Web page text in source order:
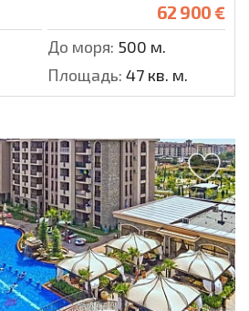
62 900 €
До моря: 500 м.
Площадь: 47 кв. м.